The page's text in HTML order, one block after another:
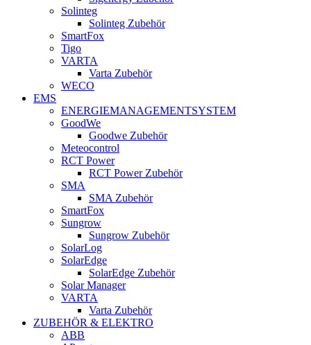
Solinteg
Solinteg Zubehör
SmartFox
Tigo
VARTA
Varta Zubehör
WECO
EMS
ENERGIEMANAGEMENTSYSTEM
GoodWe
Goodwe Zubehör
Meteocontrol
RCT Power
RCT Power Zubehör
SMA
SMA Zubehör
SmartFox
Sungrow
Sungrow Zubehör
SolarLog
SolarEdge
SolarEdge Zubehör
Solar Manager
VARTA
Varta Zubehör
ZUBEHÖR & ELEKTRO
ABB